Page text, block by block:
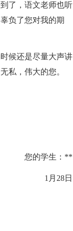
了，语文老师也听
负了您对我的期
候还是尽量大声讲
私，伟大的您。
您的学生：**
1月28日